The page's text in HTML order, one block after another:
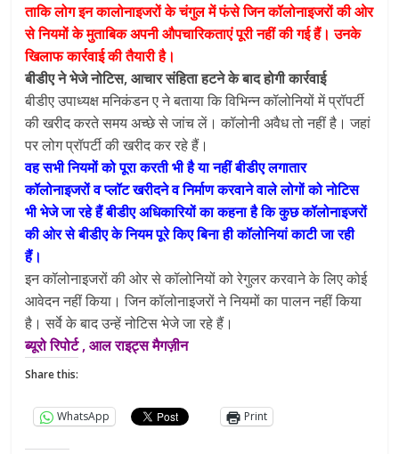
ताकि लोग इन कालोनाइजरों के चंगुल में फंसे जिन कॉलोनाइजरों की ओर
से नियमों के मुताबिक अपनी औपचारिकताएं पूरी नहीं की गई हैं। उनके
खिलाफ कार्रवाई की तैयारी है।
बीडीए ने भेजे नोटिस, आचार संहिता हटने के बाद होगी कार्रवाई
बीडीए उपाध्यक्ष मनिकंडन ए ने बताया कि विभिन्न कॉलोनियों में प्रॉपर्टी
की खरीद करते समय अच्छे से जांच लें। कॉलोनी अवैध तो नहीं है। जहां
पर लोग प्रॉपर्टी की खरीद कर रहे हैं।
वह सभी नियमों को पूरा करती भी है या नहीं बीडीए लगातार
कॉलोनाइजरों व प्लॉट खरीदने व निर्माण करवाने वाले लोगों को नोटिस
भी भेजे जा रहे हैं बीडीए अधिकारियों का कहना है कि कुछ कॉलोनाइजरों
की ओर से बीडीए के नियम पूरे किए बिना ही कॉलोनियां काटी जा रही
हैं।
इन कॉलोनाइजरों की ओर से कॉलोनियों को रेगुलर करवाने के लिए कोई
आवेदन नहीं किया। जिन कॉलोनाइजरों ने नियमों का पालन नहीं किया
है। सर्वे के बाद उन्हें नोटिस भेजे जा रहे हैं।
ब्यूरो रिपोर्ट , आल राइट्स मैगज़ीन
Share this:
WhatsApp Print